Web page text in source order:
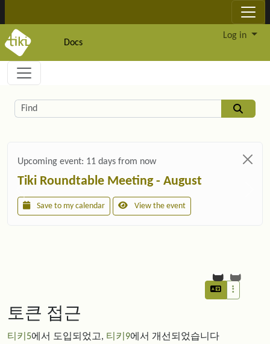
Docs
Log in
Navigation and related functionality and
Related content
Find
Upcoming event: 11 days from now
Tiki Roundtable Meeting - August
Save to my calendar View the event
토큰 접근
티키5에서 도입되었고, 티키9에서 개선되었습니다